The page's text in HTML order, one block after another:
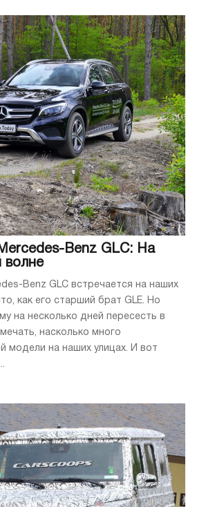
Benz GLC: На
волне
Benz GLC встречается на наших
как его старший брат GLE. Но
на несколько дней пересесть в
насколько много
модели на наших улицах. И вот